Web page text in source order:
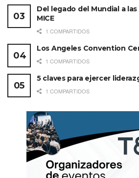
Del legado del Mundial a
MICE
1 COMPARTIDOS
Los Angeles Convention
1 COMPARTIDOS
5 claves para ejercer
1 COMPARTIDOS